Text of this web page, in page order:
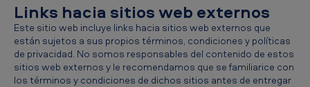
Links hacia sitios web externos
Este sitio web incluye links hacia sitios web externos que
están sujetos a sus propios términos, condiciones y políticas
de privacidad. No somos responsables del contenido de estos
sitios web externos y le recomendamos que se familiarice con
los términos y condiciones de dichos sitios antes de entregar